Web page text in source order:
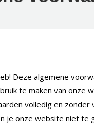
Deze algemene
te maken van onze
volledig en
je onze website niet te